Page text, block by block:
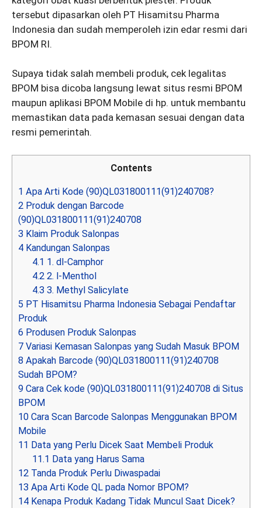
tersebut dipasarkan oleh PT Hisamitsu Pharma
Indonesia dan sudah memperoleh izin edar resmi dari
BPOM RI.
Supaya tidak salah membeli produk, cek legalitas
BPOM bisa dicoba langsung lewat situs resmi BPOM
maupun aplikasi BPOM Mobile di hp. untuk membantu
memastikan data pada kemasan sesuai dengan data
resmi pemerintah.
Contents
1 Apa Arti Kode (90)QL031800111(91)240708?
2 Produk dengan Barcode
(90)QL031800111(91)240708
3 Klaim Produk Salonpas
4 Kandungan Salonpas
4.1 1. dl-Camphor
4.2 2. l-Menthol
4.3 3. Methyl Salicylate
5 PT Hisamitsu Pharma Indonesia Sebagai Pendaftar
Produk
6 Produsen Produk Salonpas
7 Variasi Kemasan Salonpas yang Sudah Masuk BPOM
8 Apakah Barcode (90)QL031800111(91)240708
Sudah BPOM?
9 Cara Cek kode (90)QL031800111(91)240708 di Situs
BPOM
10 Cara Scan Barcode Salonpas Menggunakan BPOM
Mobile
11 Data yang Perlu Dicek Saat Membeli Produk
11.1 Data yang Harus Sama
12 Tanda Produk Perlu Diwaspadai
13 Apa Arti Kode QL pada Nomor BPOM?
14 Kenapa Produk Kadang Tidak Muncul Saat Dicek?